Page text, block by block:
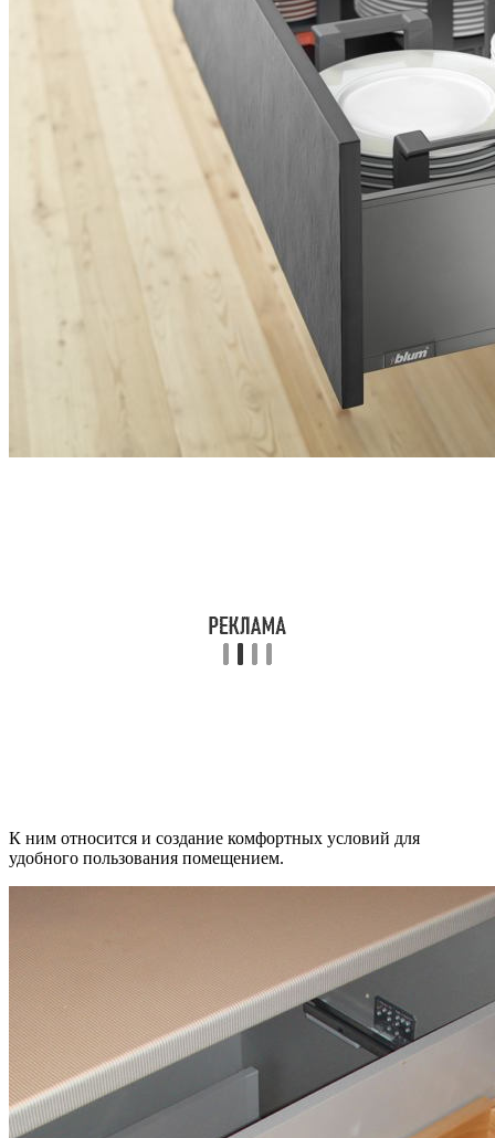
К ним относится и создание комфортных условий для
удобного пользования помещением.